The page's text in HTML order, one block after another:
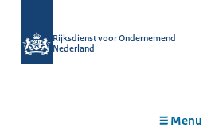
Rijksdienst voor Ondernemend
Nederland
Menu